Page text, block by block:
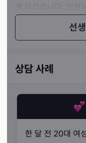
선
깨닫게 되었다고 말
상담 사례
한 달 전 20대 여